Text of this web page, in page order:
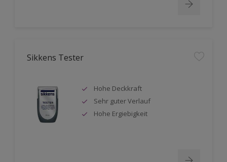
Sikkens Tester
Hohe Deckkraft
Sehr guter Verlauf
Hohe Ergiebigkeit